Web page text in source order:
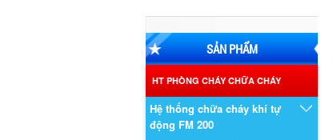
SẢN PHẨM
HT PHÒNG CHÁY CHỮA CHÁY
Hệ thống chữa cháy khí tự
động FM 200